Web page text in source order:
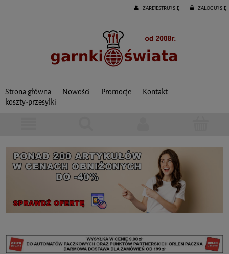
ZAREJESTRUJ SIĘ ZALOGUJ SIĘ
Strona główna Nowości Promocje
Kontakt
koszty-przesylki